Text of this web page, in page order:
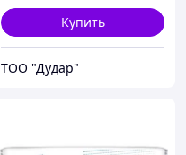
Купить
ТОО "Дудар"